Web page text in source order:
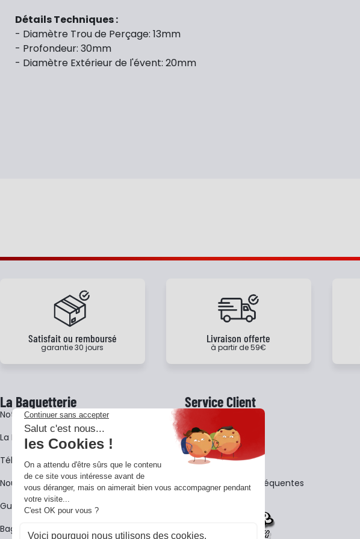
Détails Techniques :
- Diamètre Trou de Perçage: 13mm
- Profondeur: 30mm
- Diamètre Extérieur de l'évent: 20mm
Satisfait ou remboursé
garantie 30 jours
Livraison offerte
à partir de 59€
La Baguetterie
Notre histoire
La BagShow
​Télécharger le catalogue
Nous contacter
Guides La Baguetterie
Baguetterie Shop Online
Service Client
Garantie 3 ans
CGV
FAQ - Questions Fréquentes